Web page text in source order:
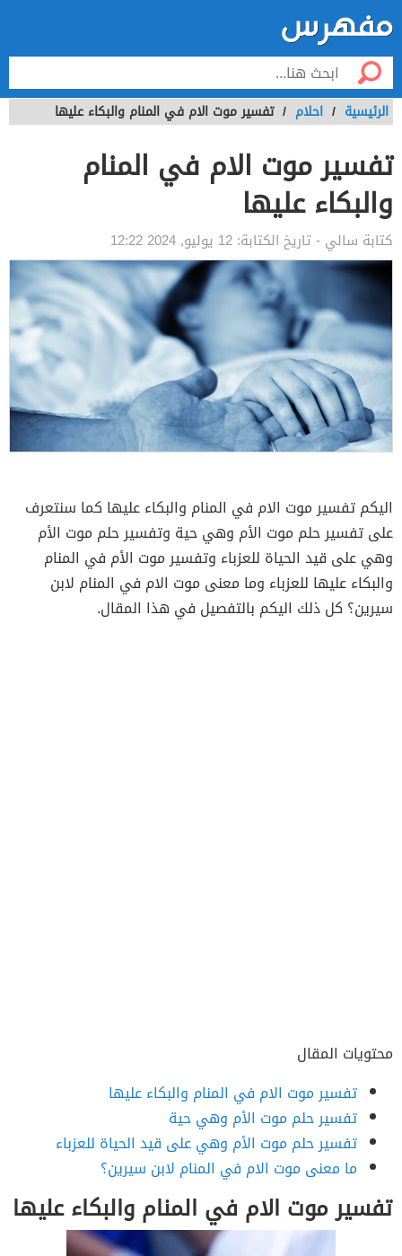
الرئيسية / احلام / تفسير موت الام في المنام والبكاء عليها
تفسير موت الام في المنام
والبكاء عليها
كتابة سالي - تاريخ الكتابة: 12 يوليو, 2024 12:22
اليكم تفسير موت الام في المنام والبكاء عليها كما سنتعرف
على تفسير حلم موت الأم وهي حية وتفسير حلم موت الأم
وهي على قيد الحياة للعزباء وتفسير موت الأم في المنام
والبكاء عليها للعزباء وما معنى موت الام في المنام لابن
سيرين؟ كل ذلك اليكم بالتفصيل في هذا المقال.
محتويات المقال
تفسير موت الام في المنام والبكاء عليها
تفسير حلم موت الأم وهي حية
تفسير حلم موت الأم وهي على قيد الحياة للعزباء
ما معنى موت الام في المنام لابن سيرين؟
تفسير موت الام في المنام والبكاء عليها